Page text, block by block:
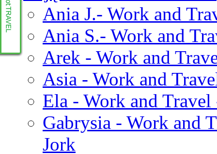
Ania J.- Work and
Ania S.- Work and
Arek - Work and
Asia - Work and
Ela - Work and Travel
Gabrysia - Work and
Jork
www.whynottravel.pl